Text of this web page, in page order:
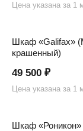
Цена указана за 1
Шкаф «Galifax»
крашенный)
49 500 ₽
Цена указана за 1
Шкаф